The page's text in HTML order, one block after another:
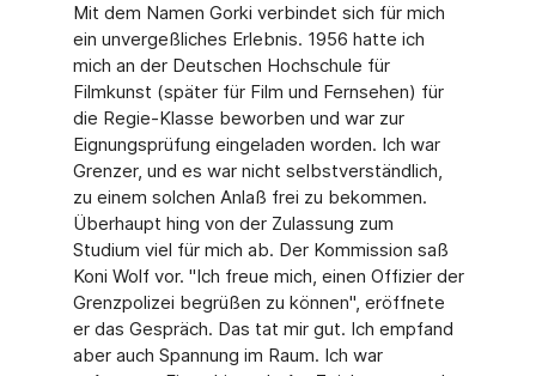
Mit dem Namen Gorki verbindet sich für mich
ein unvergeßliches Erlebnis. 1956 hatte ich
mich an der Deutschen Hochschule für
Filmkunst (später für Film und Fernsehen) für
die Regie-Klasse beworben und war zur
Eignungsprüfung eingeladen worden. Ich war
Grenzer, und es war nicht selbstverständlich,
zu einem solchen Anlaß frei zu bekommen.
Überhaupt hing von der Zulassung zum
Studium viel für mich ab. Der Kommission saß
Koni Wolf vor. "Ich freue mich, einen Offizier der
Grenzpolizei begrüßen zu können", eröffnete
er das Gespräch. Das tat mir gut. Ich empfand
aber auch Spannung im Raum. Ich war